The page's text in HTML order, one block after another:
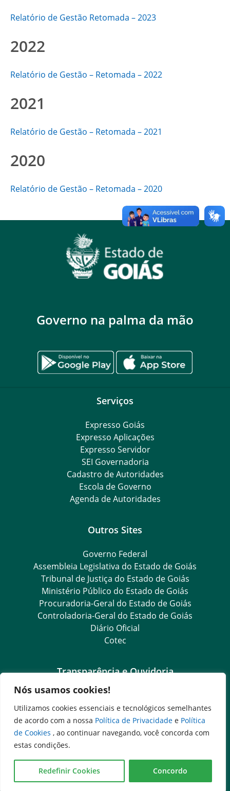
Nós usamos cookies!
Utilizamos cookies essenciais e tecnológicos semelhantes
de acordo com a nossa Política de Privacidade e Política
de Cookies , ao continuar navegando, você concorda com
estas condições.
Redefinir Cookies Concordo
Relatório de Gestão Retomada – 2023
2022
Relatório de Gestão – Retomada – 2022
2021
Relatório de Gestão – Retomada – 2021
2020
Relatório de Gestão – Retomada – 2020
Governo na palma da mão
Serviços
Expresso Goiás
Expresso Aplicações
Expresso Servidor
SEI Governadoria
Cadastro de Autoridades
Escola de Governo
Agenda de Autoridades
Outros Sites
Governo Federal
Assembleia Legislativa do Estado de Goiás
Tribunal de Justiça do Estado de Goiás
Ministério Público do Estado de Goiás
Procuradoria-Geral do Estado de Goiás
Controladoria-Geral do Estado de Goiás
Diário Oficial
Cotec
Transparência e Ouvidoria
LGPD
Goiás Transparência
Dados Abertos Goiás
Ouvidoria Setorial
SIC – Serviço de Informação ao Cidadão
e-SIC – Serviço Eletrônico de Informação ao Cidadão
Ouvidoria Setorial (Presencial)